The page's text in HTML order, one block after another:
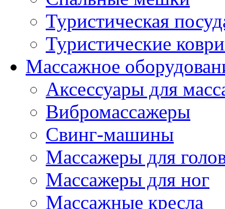
Туристическая
Туристические
Массажное
Аксессуары для
Вибромассажеры
Свинг-машины
Массажеры для
Массажеры для ног
Массажные кресла